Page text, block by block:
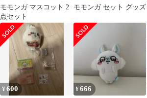
モモンガ マスコット 2
点セット
モモンガ セット グッズ
¥600 ¥666